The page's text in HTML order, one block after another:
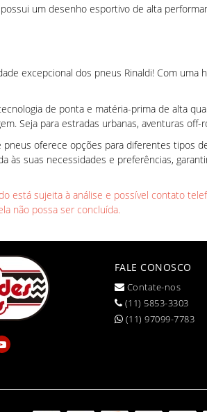
um desenho esportivo de alta
excepcional dos pneus Rinaldi! Com
de ponta e matéria-prima de alta
Seja para estradas urbanas, aventuras
pneus oferece opções para diferentes tipos
às suas necessidades e preferências,
está sujeita à análise e possível contato
não possa ser concluída.
FALE CONOSCO
Contate-nos
(11) 5853-3303
(11) 97099-7783